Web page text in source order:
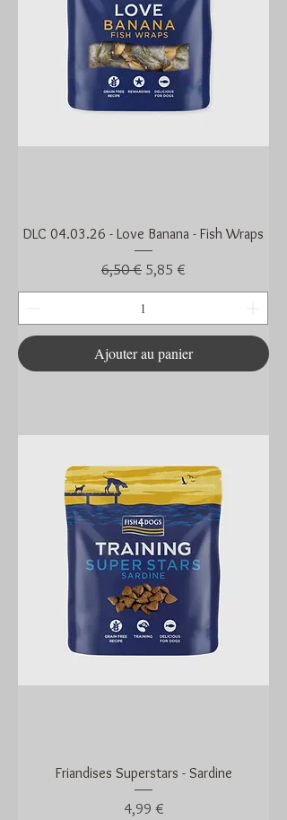
DLC 04.03.26 - Love Banana - Fish Wraps
Prix original
6,50 € Prix promotionnel
5,85 €
Ajouter au panier
Friandises Superstars - Sardine
Prix
4,99 €